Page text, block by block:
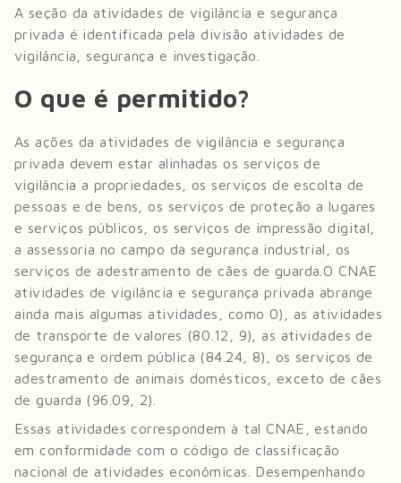
A seção da atividades de vigilância e segurança
privada é identificada pela divisão atividades de
vigilância, segurança e investigação
O que é permitido?
As ações da atividades de vigilância e segurança
privada devem estar alinhadas os serviços de
vigilância a propriedades, os serviços de escolta de
pessoas e de bens, os serviços de proteção a lugares
e serviços públicos, os serviços de impressão digital,
a assessoria no campo da segurança industrial, os
serviços de adestramento de cães de guarda. O CNAE
atividades de vigilância e segurança privada abrange
ainda mais algumas atividades, como 0), as atividades
de transporte de valores (80.12, 9), as atividades de
segurança e ordem pública (84.24, 8), os serviços de
adestramento de animais domésticos, exceto de cães
de guarda (96.09, 2)
Essas atividades correspondem à tal CNAE, estando
em conformidade com o código de classificação
nacional de atividades econômicas. Desempenhando